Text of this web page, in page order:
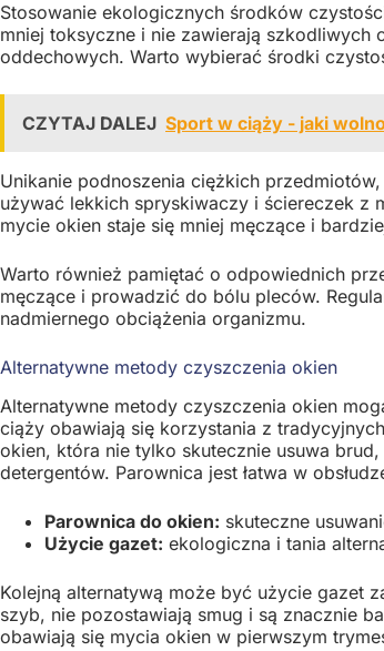
Stosowanie ekologicznych środków
mniej toksyczne i nie zawierają
oddechowych. Warto wybierać środki
CZYTAJ DALEJ Sport w ciąży - jaki
Unikanie podnoszenia ciężkich
używać lekkich spryskiwaczy i ściereczek z
mycie okien staje się mniej męczące i
Warto również pamiętać o odpowiednich
męczące i prowadzić do bólu pleców.
nadmiernego obciążenia organizmu.
Alternatywne metody czyszczenia okien
Alternatywne metody czyszczenia okien
ciąży obawiają się korzystania z
okien, która nie tylko skutecznie usuwa
detergentów. Parownica jest łatwa w
Parownica do okien: skuteczne
Użycie gazet: ekologiczna i tania
Kolejną alternatywą może być użycie gazet
szyb, nie pozostawiają smug i są znacznie
obawiają się mycia okien w pierwszym